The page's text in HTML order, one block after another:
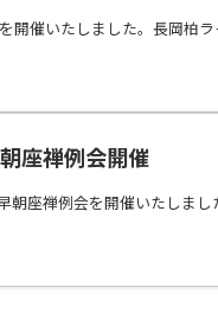
開催いたしました。長岡柏
座禅例会開催
朝座禅例会を開催いたしま